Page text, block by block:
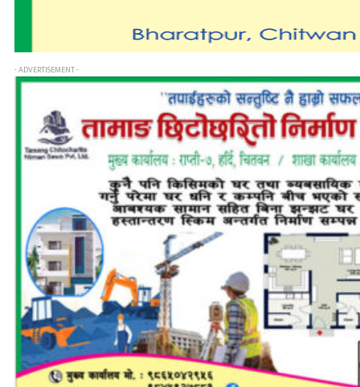
- ADVERTISEMENT -